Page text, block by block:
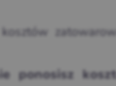
ponosisz